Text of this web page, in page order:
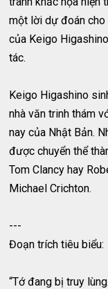
một lời dự đoán
của Keigo
tác.
Keigo Higashino
nhà văn trinh thám
nay của Nhật Bản.
được chuyển thể
Tom Clancy hay
Michael Crichton.
---
Đoạn trích tiêu biểu:
“Tớ đang bị truy